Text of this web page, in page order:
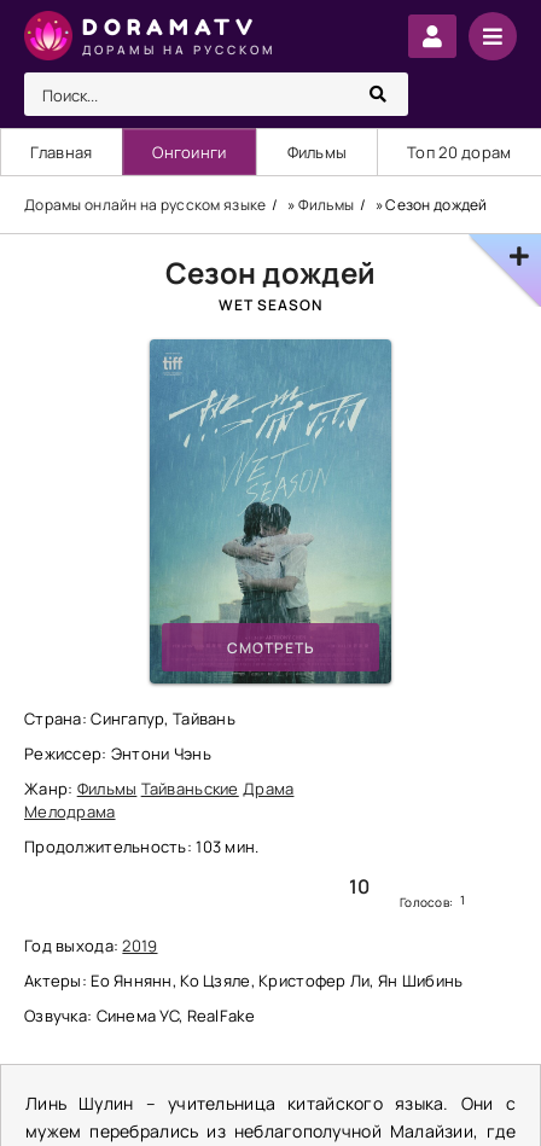
DORAMATV
ДОРАМЫ НА РУССКОМ
Главная Онгоинги Фильмы Топ 20 дорам
Дорамы онлайн на русском языке »Фильмы » Сезон дождей
Сезон дождей
WET SEASON
СМОТРЕТЬ
Страна: Сингапур, Тайвань
Режиссер: Энтони Чэнь
Жанр: Фильмы Тайваньские Драма
Мелодрама
Продолжительность: 103 мин.
10
Голосов: 1
Год выхода:2019
Актеры: Ео Яннянн, Ко Цзяле, Кристофер Ли, Ян Шибинь
Озвучка: Синема УС, RealFake
Линь Шулин – учительница китайского языка. Они с
мужем перебрались из неблагополучной Малайзии, где